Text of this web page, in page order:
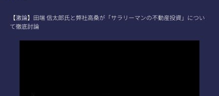
【激論】田端 信太郎氏と弊社高桑が「サラリーマンの不動産投資」につい
て徹底討論